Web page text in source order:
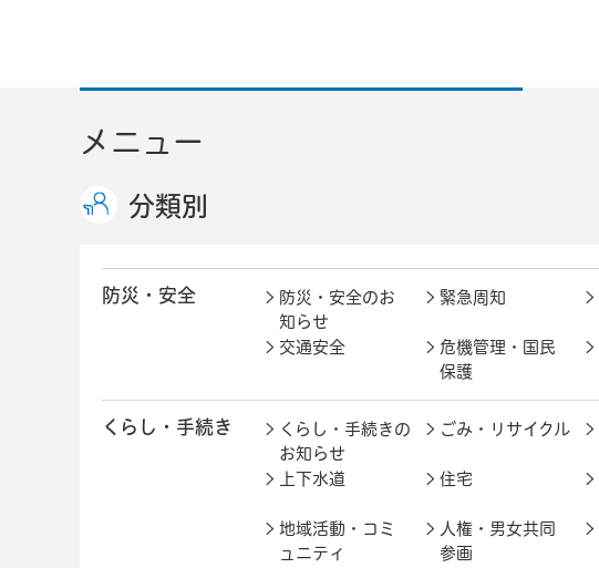
メニュー
分類別
防災・安全
防災・安全のお
知らせ
緊急周知
交通安全
危機管理・国民
保護
くらし・手続き
くらし・手続きの
お知らせ
ごみ・リサイクル
上下水道 住宅
地域活動・コミ
ュニティ
人権・男女共同
参画